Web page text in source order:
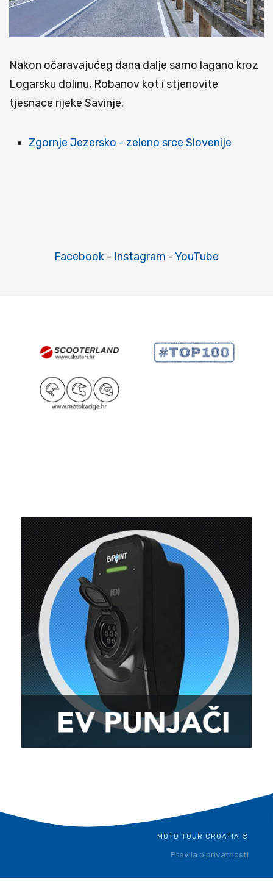
Nakon očaravajućeg dana dalje samo lagano kroz
Logarsku dolinu, Robanov kot i stjenovite
tjesnace rijeke Savinje.
Zgornje Jezersko - zeleno srce Slovenije
Facebook - Instagram -YouTube
MOTO TOUR CROATIA ©
Pravila o privatnosti